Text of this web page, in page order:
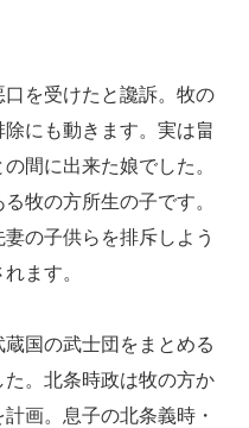
を受けたと讒訴。牧の
にも動きます。実は畠
間に出来た娘でした。
牧の方所生の子です。
の子供らを排斥しよう
ます。
国の武士団をまとめる
。北条時政は牧の方か
画。息子の北条義時・